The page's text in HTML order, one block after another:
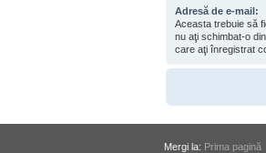
Adresă de e-mail:
Aceasta trebuie să
nu aţi schimbat-o
care aţi înregistrat
Mergi la: Prima pagină